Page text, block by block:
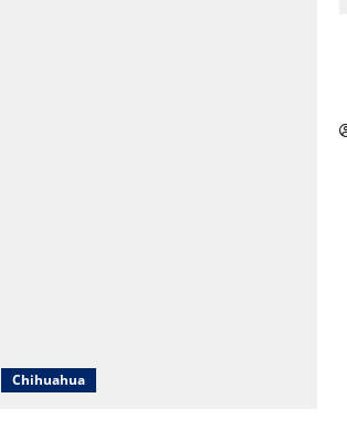
Chihuahua